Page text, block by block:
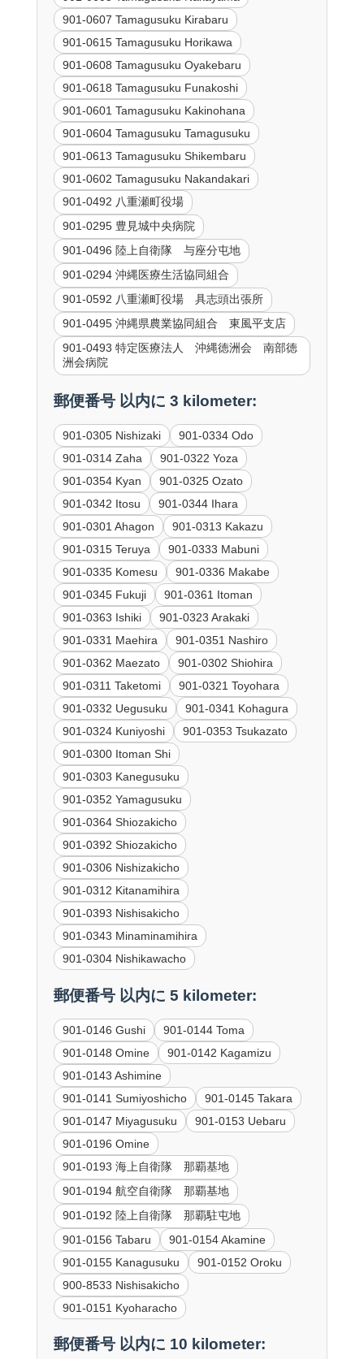
901-0607 Tamagusuku Kirabaru
901-0615 Tamagusuku Horikawa
901-0608 Tamagusuku Oyakebaru
901-0618 Tamagusuku Funakoshi
901-0601 Tamagusuku Kakinohana
901-0604 Tamagusuku Tamagusuku
901-0613 Tamagusuku Shikembaru
901-0602 Tamagusuku Nakandakari
901-0492 八重瀬町役場
901-0295 豊見城中央病院
901-0496 陸上自衛隊 与座分屯地
901-0294 沖縄医療生活協同組合
901-0592 八重瀬町役場 具志頭出張所
901-0495 沖縄県農業協同組合 東風平支店
901-0493 特定医療法人 沖縄徳洲会 南部徳
洲会病院
郵便番号 以内に 3 kilometer:
901-0305 Nishizaki
901-0334 Odo
901-0314 Zaha
901-0322 Yoza
901-0354 Kyan
901-0325 Ozato
901-0342 Itosu
901-0344 Ihara
901-0301 Ahagon
901-0313 Kakazu
901-0315 Teruya
901-0333 Mabuni
901-0335 Komesu
901-0336 Makabe
901-0345 Fukuji
901-0361 Itoman
901-0363 Ishiki
901-0323 Arakaki
901-0331 Maehira
901-0351 Nashiro
901-0362 Maezato
901-0302 Shiohira
901-0311 Taketomi
901-0321 Toyohara
901-0332 Uegusuku
901-0341 Kohagura
901-0324 Kuniyoshi
901-0353 Tsukazato
901-0300 Itoman Shi
901-0303 Kanegusuku
901-0352 Yamagusuku
901-0364 Shiozakicho
901-0392 Shiozakicho
901-0306 Nishizakicho
901-0312 Kitanamihira
901-0393 Nishisakicho
901-0343 Minaminamihira
901-0304 Nishikawacho
郵便番号 以内に 5 kilometer:
901-0146 Gushi
901-0144 Toma
901-0148 Omine
901-0142 Kagamizu
901-0143 Ashimine
901-0141 Sumiyoshicho
901-0145 Takara
901-0147 Miyagusuku
901-0153 Uebaru
901-0196 Omine
901-0193 海上自衛隊 那覇基地
901-0194 航空自衛隊 那覇基地
901-0192 陸上自衛隊 那覇駐屯地
901-0156 Tabaru
901-0154 Akamine
901-0155 Kanagusuku
901-0152 Oroku
900-8533 Nishisakicho
901-0151 Kyoharacho
郵便番号 以内に 10 kilometer: